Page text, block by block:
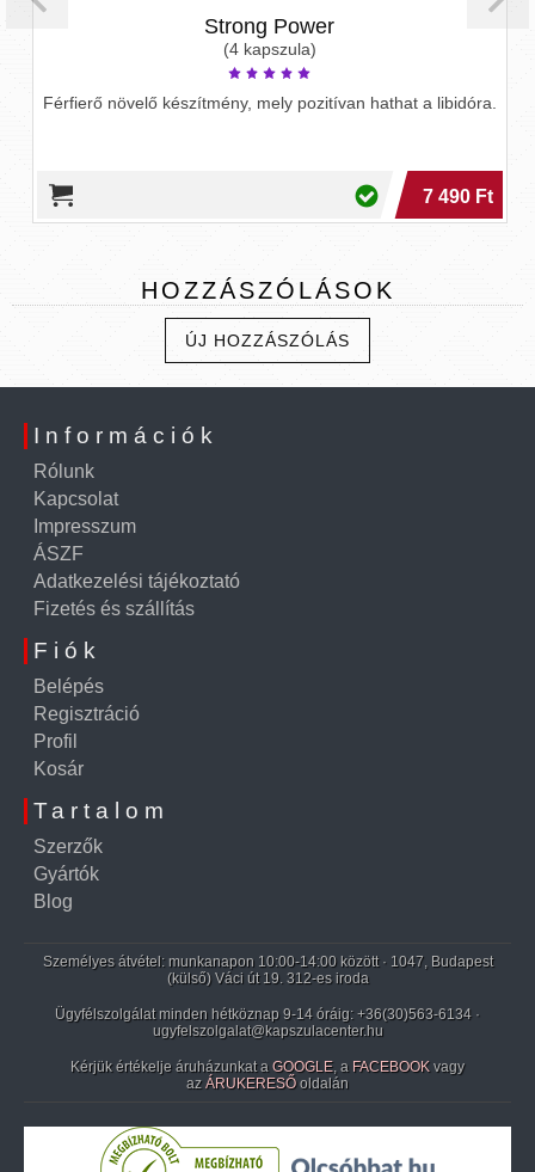
Strong Power
(4 kapszula)
Férfierő növelő készítmény, mely pozitívan hathat a libidóra.
7 490 Ft
HOZZÁSZÓLÁSOK
ÚJ HOZZÁSZÓLÁS
Információk
Rólunk
Kapcsolat
Impresszum
ÁSZF
Adatkezelési tájékoztató
Fizetés és szállítás
Fiók
Belépés
Regisztráció
Profil
Kosár
Tartalom
Szerzők
Gyártók
Blog
Személyes átvétel: munkanapon 10:00-14:00 között · 1047, Budapest
(külső) Váci út 19. 312-es iroda
Ügyfélszolgálat minden hétköznap 9-14 óráig: +36(30)563-6134 ·
ugyfelszolgalat@kapszulacenter.hu
Kérjük értékelje áruházunkat a GOOGLE, a FACEBOOK vagy
az ÁRUKERESŐ oldalán